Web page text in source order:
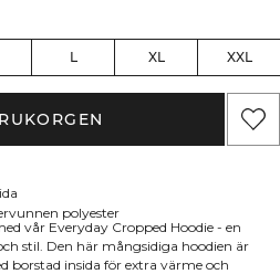
L XL XXL
polyester
vår Everyday Cropped Hoodie - en
stil. Den här mångsidiga hoodien är
borstad insida för extra värme och